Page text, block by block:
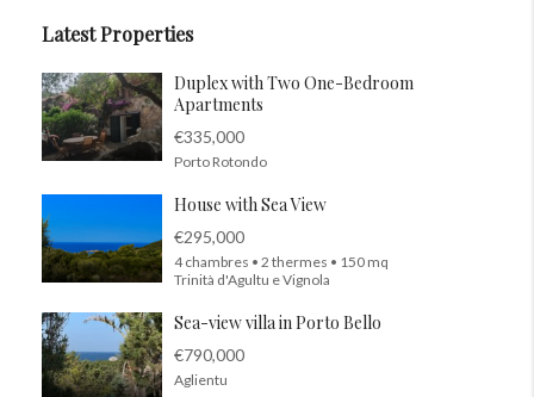
Latest Properties
Duplex with Two One-Bedroom
Apartments
€335,000
Porto Rotondo
House with Sea View
€295,000
4 chambres • 2 thermes • 150 mq
Trinità d'Agultu e Vignola
Sea-view villa in Porto Bello
€790,000
Aglientu